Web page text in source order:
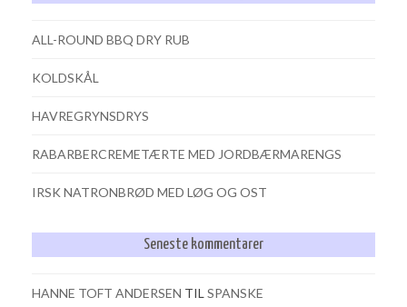
ALL-ROUND BBQ DRY RUB
KOLDSKÅL
HAVREGRYNSDRYS
RABARBERCREMETÆRTE MED JORDBÆRMARENGS
IRSK NATRONBRØD MED LØG OG OST
Seneste kommentarer
HANNE TOFT ANDERSEN TIL SPANSKE